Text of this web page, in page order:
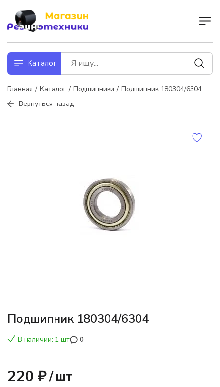
Каталог
Главная Каталог Подшипники
Подшипник 180304/6304
Вернуться назад
Подшипник 180304/6304
В наличии: 1 шт 0
220 ₽/ шт